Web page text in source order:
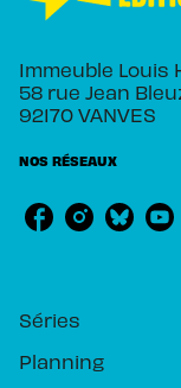
Immeuble Louis
58 rue Jean
92170 VANVES
NOS RÉSEAUX
Séries
Planning